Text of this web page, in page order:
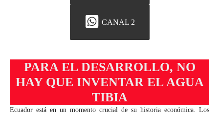
CANAL 2
PARA EL DESARROLLO, NO
HAY QUE INVENTAR EL AGUA
TIBIA
Ecuador está en un momento crucial de su historia económica. Los